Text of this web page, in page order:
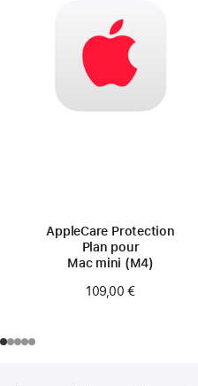
AppleCare Protection
Plan pour
Mac mini (M4)
109,00 €